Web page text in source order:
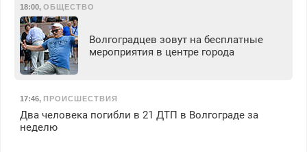
18:00, ОБЩЕСТВО
Волгоградцев зовут на бесплатные
мероприятия в центре города
17:46, ПРОИСШЕСТВИЯ
Два человека погибли в 21 ДТП в Волгограде за
неделю